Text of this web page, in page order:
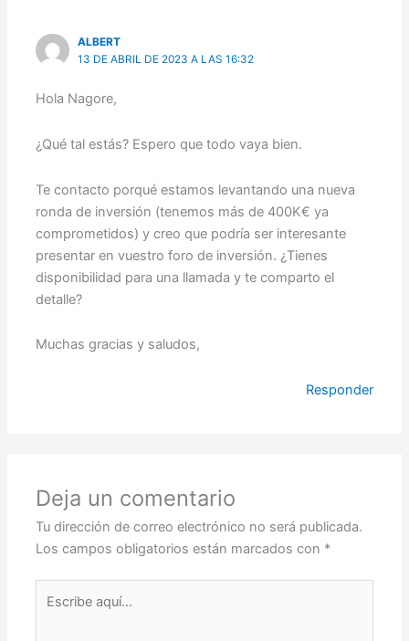
ALBERT
13 DE ABRIL DE 2023 A LAS 16:32
Hola Nagore,
¿Qué tal estás? Espero que todo vaya bien.
Te contacto porqué estamos levantando una nueva
ronda de inversión (tenemos más de 400K€ ya
comprometidos) y creo que podría ser interesante
presentar en vuestro foro de inversión. ¿Tienes
disponibilidad para una llamada y te comparto el
detalle?
Muchas gracias y saludos,
Responder
Deja un comentario
Tu dirección de correo electrónico no será publicada.
Los campos obligatorios están marcados con *
aquí...